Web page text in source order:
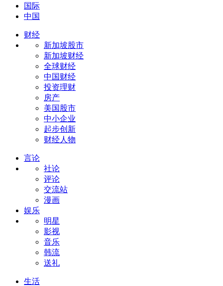
国际
中国
财经
新加坡股市
新加坡财经
全球财经
中国财经
投资理财
房产
美国股市
中小企业
起步创新
财经人物
言论
社论
评论
交流站
漫画
娱乐
明星
影视
音乐
韩流
送礼
生活